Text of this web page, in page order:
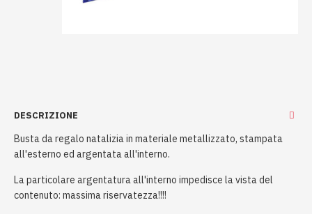
DESCRIZIONE
Busta da regalo natalizia in materiale metallizzato, stampata
all'esterno ed argentata all'interno.
La particolare argentatura all'interno impedisce la vista del
contenuto: massima riservatezza!!!!